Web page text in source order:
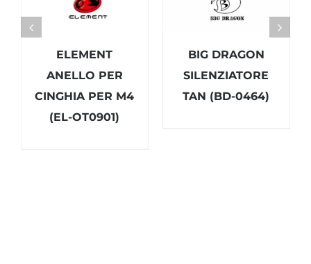
ELEMENT
ANELLO PER
CINGHIA PER M4
(EL-OT0901)
BIG DRAGON
SILENZIATORE
TAN (BD-0464)